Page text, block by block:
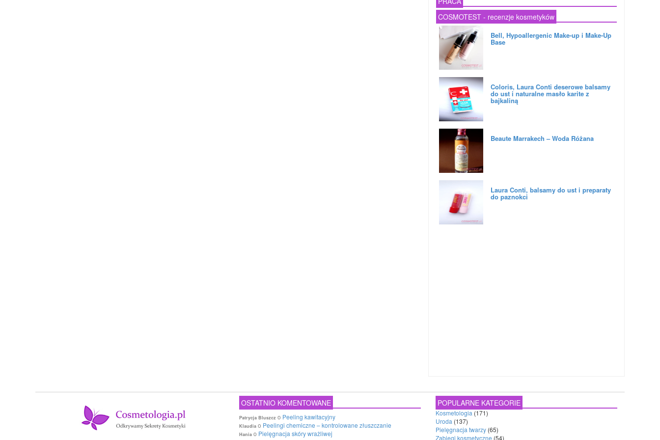
COSMOTEST - recenzje kosmetyków
Bell, Hypoallergenic Make-up i Make-Up
Base
Coloris, Laura Conti deserowe balsamy
do ust i naturalne masło karite z
bajkaliną
Beaute Marrakech – Woda Różana
Laura Conti, balsamy do ust i preparaty
do paznokci
OSTATNIO KOMENTOWANE
Patrycja Bluszcz o Peeling kawitacyjny
Klaudia o Peelingi chemiczne – kontrolowane złuszczanie
Hania o Pielęgnacja skóry wrażliwej
POPULARNE KATEGORIE
Kosmetologia (171)
Uroda (137)
Pielęgnacja twarzy (65)
Zabiegi kosmetyczne (54)